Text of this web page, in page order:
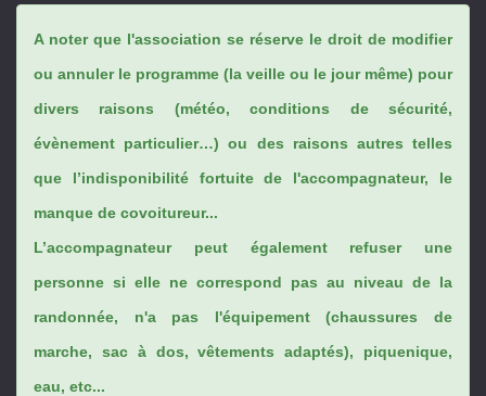
A noter que l'association se réserve le droit de modifier
ou annuler le programme (la veille ou le jour même) pour
divers raisons (météo, conditions de sécurité,
évènement particulier…) ou des raisons autres telles
que l’indisponibilité fortuite de l'accompagnateur, le
manque de covoitureur...
L’accompagnateur peut également refuser une
personne si elle ne correspond pas au niveau de la
randonnée, n'a pas l'équipement (chaussures de
marche, sac à dos, vêtements adaptés), piquenique,
eau, etc...